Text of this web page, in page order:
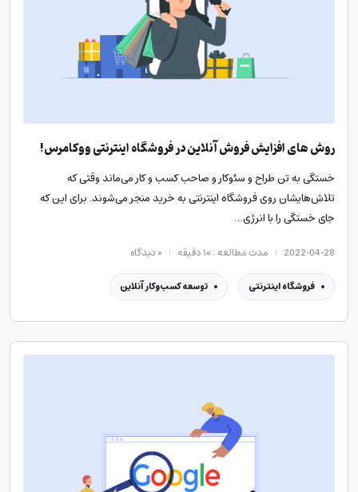
روش های افزایش فروش آنلاین در فروشگاه اینترنتی ووکامرس!
خستگی به تن طراح و سئوکار و صاحب کسب و کار می‌ماند وقتی که
تلاش‌هایشان روی فروشگاه اینترنتی به خرید منجر می‌شوند. برای این که
جای خستگی را با انرژی…
2022-04-28 مدت مطالعه : ۱۰ دقیقه ۰دیدگاه
فروشگاه اینترنتی توسعه کسب‌وکار آنلاین